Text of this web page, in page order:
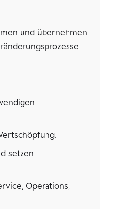
und übernehmen
setzen
Operations,